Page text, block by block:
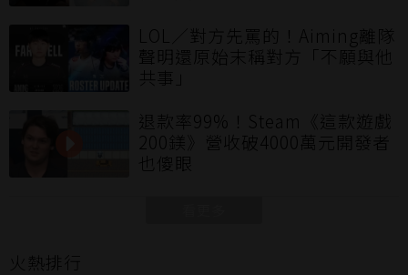
LOL／對方先罵的！Aiming離隊
聲明還原始末稱對方「不願與他
共事」
退款率99%！Steam《這款遊戲
200鎂》營收破4000萬元開發者
也傻眼
火熱排行